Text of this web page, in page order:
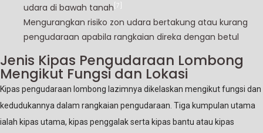
udara di bawah tanah [7]
Mengurangkan risiko zon udara bertakung atau kurang
pengudaraan apabila rangkaian direka dengan betul
Jenis Kipas Pengudaraan Lombong
Mengikut Fungsi dan Lokasi
Kipas pengudaraan lombong lazimnya dikelaskan mengikut fungsi dan
kedudukannya dalam rangkaian pengudaraan. Tiga kumpulan utama
ialah kipas utama, kipas penggalak serta kipas bantu atau kipas